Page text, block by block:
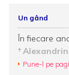
Un gând
În fiecare
Pune-l pe